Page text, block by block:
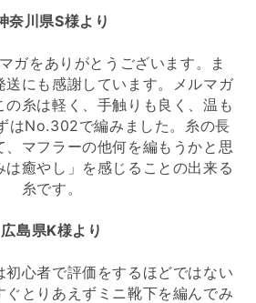
奈川県S様より
ガをありがとうございます。ま
送にも感謝しています。メルマガ
の糸は軽く、手触りも良く、温も
はNo.302で編みました。糸の長
、マフラーの他何を編もうかと思
癒やし」を感じることの出来る
糸です。
広島県K様より
初心者で評価をするほどではない
ぐとりあえずミニ靴下を編んでみ